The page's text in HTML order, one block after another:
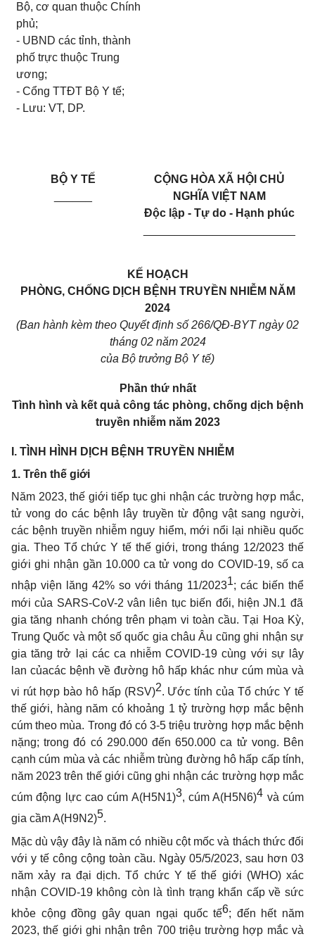
Bộ, cơ quan thuộc Chính
phủ;
- UBND cáctỉnh, thành
phố trực thuộc Trung
ương;
-Cổng TTĐT Bộ Y tế;
- Lưu: VT, DP.
BỘ Y TẾ
CỘNG HÒA XÃ HỘI CHỦ
NGHĨA VIỆT NAM
Độc lập - Tự do - Hạnh phúc
K Ế HOẠCH
PHÒNG, CHỐNG DỊCH BỆNH TRUYỀN NHIỄM NĂM
2024
(Ban hành kèm theo Quyết định số 266/QĐ-BYTngày 02
tháng 02 năm2024
của Bộ trưởng Bộ Y tế)
Phần thứ nhất
Tình hình và kết quả công tác phòng, chống dịch bệnh
truyền nhiễm năm 2023
I. TÌNH HÌNH DỊCH BỆNH TRUYỀN NHIỄM
1. Trên thế giới
Năm 2023, thế giới tiếp tục ghi nhận các trường hợp mắc,
tử vong do các bệnh lây truyền từ động vật sang người,
các bệnh truyền nhiễm nguy hiểm, mới nổi lại nhiều quốc
gia. Theo Tổ chức Y tế thế giới, trong tháng 12/2023 thế
giới ghi nhận gần 10.000 catử vong do COVID-19, số ca
nhập viện lăng 42% so với tháng 11/20231; các biến thể
mới của SARS-CoV-2 vân liên tục biến đổi, hiện JN.1 đã
gia tăng nhanh chóng trên phạm vi toàn cầu.Tại Hoa Kỳ,
Trung Quốc và một số quốc gia châuÂu cũng ghi nhận sự
gia tăngtrở lại các ca nhiễm COV D-19 cùng với sự lây
lan củacác bệnh về đường hô hấp khác như cúm mùa và
vi rút hợp bào hô hấp (RSV)2. Ướctính của Tổ chức Y tế
thế giới, hàng năm có khoảng 1tỷ trường hợp mắc bệnh
cúm theo mùa. Trong đó có 3-5 triệutrường hợp mắc bệnh
nặng; trongđó có 290.000 đến 650.000 ca tửvong. Bên
cạnh cúm mùa và các nhiễm trùng đường hô hấp cấp tính,
năm 2023 trên thế giới cũng ghi nhận các trường hợp mắc
cúm động lực cao cúm A(H5N1)3, cúm A(H5N6)4 và cúm
gia cầm A(H9N2)5.
Mặc dù vậy đây là năm có nhiều cột mốc và thách thức đối
với y tế công cộng toàn cầu. Ngày 05/5/2023, sau hơn 03
năm xảy ra đại dịch. Tổ chức Y tế thế giới (WHO) xác
nhận COVID-19 không còn là tình trạng khẩn cấpvề sức
khỏe cộng đồng gây quan ngại quốc tế6; đến hết năm
2023, thế giới ghi nhận trên 700 triệutrường hợp mắc và